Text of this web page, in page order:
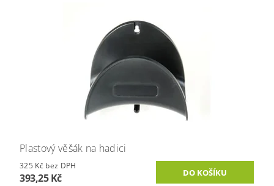
Plastový věšák na hadici
325 Kč bez DPH
393,25 Kč